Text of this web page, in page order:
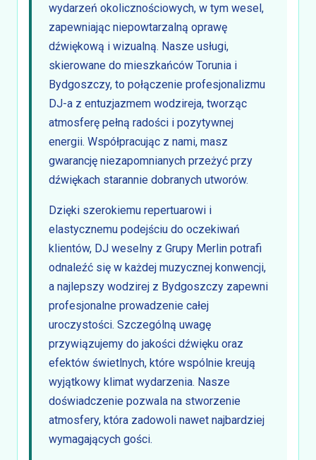
wydarzeń okolicznościowych, w tym wesel,
zapewniając niepowtarzalną oprawę
dźwiękową i wizualną. Nasze usługi,
skierowane do mieszkańców Torunia i
Bydgoszczy, to połączenie profesjonalizmu
DJ-a z entuzjazmem wodzireja, tworząc
atmosferę pełną radości i pozytywnej
energii. Współpracując z nami, masz
gwarancję niezapomnianych przeżyć przy
dźwiękach starannie dobranych utworów.
Dzięki szerokiemu repertuarowi i
elastycznemu podejściu do oczekiwań
klientów, DJ weselny z Grupy Merlin potrafi
odnaleźć się w każdej muzycznej konwencji,
a najlepszy wodzirej z Bydgoszczy zapewni
profesjonalne prowadzenie całej
uroczystości. Szczególną uwagę
przywiązujemy do jakości dźwięku oraz
efektów świetlnych, które wspólnie kreują
wyjątkowy klimat wydarzenia. Nasze
doświadczenie pozwala na stworzenie
atmosfery, która zadowoli nawet najbardziej
wymagających gości.